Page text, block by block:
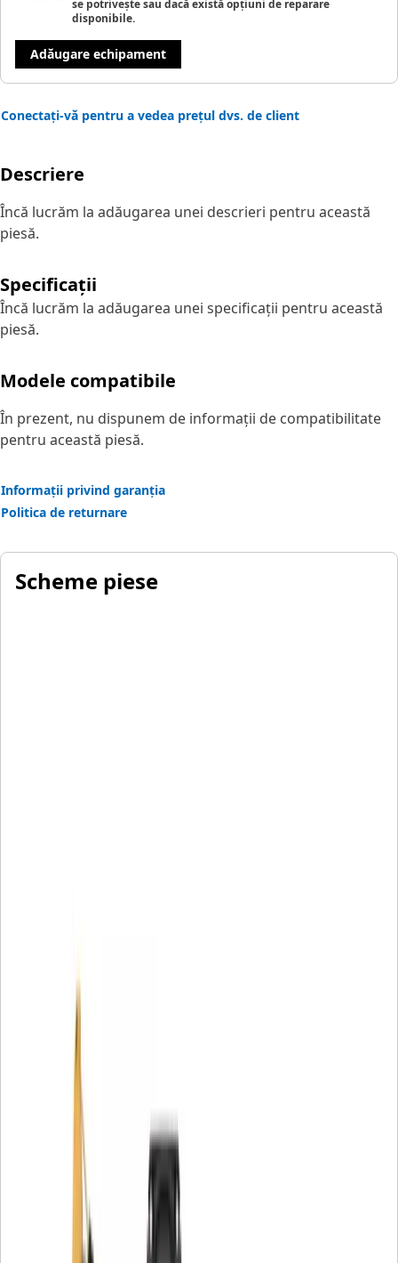
se potrivește sau dacă există opțiuni de reparare
disponibile.
Adăugare echipament
Conectați-vă pentru a vedea prețul dvs. de client
Descriere
Încă lucrăm la adăugarea unei descrieri pentru această
piesă.
Specificații
Încă lucrăm la adăugarea unei specificații pentru această
piesă.
Modele compatibile
În prezent, nu dispunem de informații de compatibilitate
pentru această piesă.
Informații privind garanția
Politica de returnare
Scheme piese